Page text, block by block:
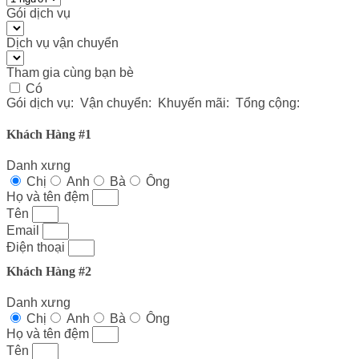
Gói dịch vụ
Dịch vụ vận chuyển
Tham gia cùng bạn bè
Có
Gói dịch vụ: Vận chuyển: Khuyến mãi: Tổng cộng:
Khách Hàng #1
Danh xưng
Chị
Anh Bà
Ông
Họ và tên đệm
Tên
Email
Điện thoại
Khách Hàng #2
Danh xưng
Chị
Anh Bà
Ông
Họ và tên đệm
Tên